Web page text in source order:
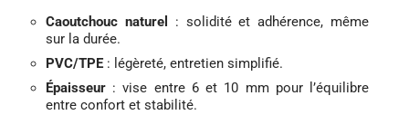
Caoutchouc naturel
: solidité et adhérence, même
sur la durée.
PVC/TPE: légèreté, entretien simplifié.
Épaisseur : vise entre 6 et 10 mm pour l’équilibre
entre confort et stabilité.